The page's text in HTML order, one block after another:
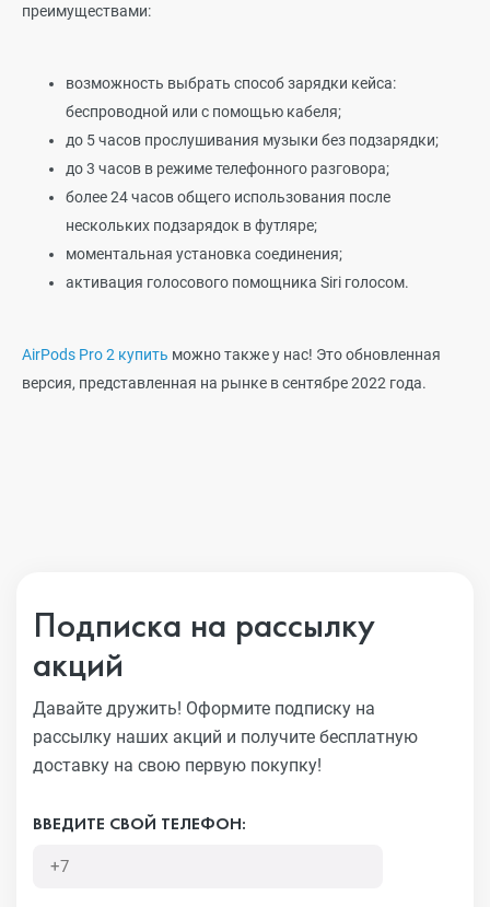
преимуществами:
возможность выбрать способ зарядки кейса:
беспроводной или с помощью кабеля;
до 5 часов прослушивания музыки без подзарядки;
до 3 часов в режиме телефонного разговора;
более 24 часов общего использования после
нескольких подзарядок в футляре;
моментальная установка соединения;
активация голосового помощника Siri голосом.
AirPods Pro 2 купить можно также у нас! Это обновленная
версия, представленная на рынке в сентябре 2022 года.
Подписка на рассылку
акций
Давайте дружить! Оформите подписку на
рассылку наших акций и получите бесплатную
доставку на свою первую покупку!
ВВЕДИТЕ СВОЙ ТЕЛЕФОН: